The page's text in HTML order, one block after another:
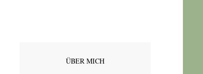
ÜBER MICH